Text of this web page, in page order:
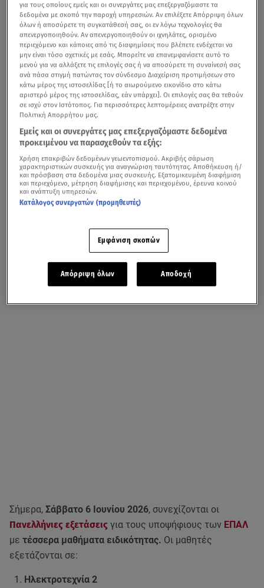
Σήμερα, Σάββατο 6 Ιουνίου 2026, συνεχίζονται οι
Πανελλήνιες εξετάσεις για τους υποψήφιους των ΕΠΑΛ
με τέσσερα μαθήματα ειδικότητας. Οι μαθητές
εξετάζονται σε:
Ηλεκτροτεχνία 2
για τους οποίους εμείς και οι συνεργάτες μας επεξεργαζόμαστε τα
δεδομένα με σκοπό την παροχή υπηρεσιών. Αν επιλέξετε Απόρριψη όλων
όλων ή αποσύρετε τη συγκατάθεσή σας, οι εν λόγω τεχνολογίες θα
απενεργοποιηθούν. Αν απενεργοποιηθούν οι ιχνηλάτες, ορισμένο
περιεχόμενο και κάποιες από τις διαφημίσεις που βλέπετε ενδέχεται να
μην είναι τόσο σχετικές με εσάς. Μπορείτε να επανεμφανίσετε αυτό το
μενού για να αλλάξετε τις επιλογές σας ή να αποσύρετε τη συναίνεσή σας
ανά πάσα στιγμή πατώντας τον σύνδεσμο Διαχείριση προτιμήσεων στο
κάτω μέρος της ιστοσελίδας [ή το αιωρούμενο εικονίδιο στο κάτω
αριστερό μέρος της ιστοσελίδας, εάν υπάρχει]. Οι επιλογές σας θα τεθούν
σε ισχύ στον Ιστότοπος. Για περισσότερες λεπτομέρειες ανατρέξτε στην
Πολιτική Απορρήτου μας.
Εμείς και οι συνεργάτες μας επεξεργαζόμαστε δεδομένα
προκειμένου να παρασχεθούν τα εξής:
Χρήση επακριβών δεδομένων γεωεντοπισμού. Ακριβής σάρωση
χαρακτηριστικών συσκευής για αναγνώριση ταυτότητας. Αποθήκευση ή/
και πρόσβαση στα δεδομένα μιας συσκευής. Εξατομικευμένη διαφήμιση
και περιεχόμενο, μέτρηση διαφήμισης και περιεχομένου, έρευνα κοινού
και ανάπτυξη υπηρεσιών.
Κατάλογος συνεργατών (προμηθευτές)
Εμφάνιση σκοπών
Απόρριψη όλων Αποδοχή